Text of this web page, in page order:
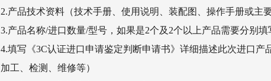
2.产品技术资料（技术手册、使用说明、装配图、操作手册或主
3.产品名称/进口数量/型号，如果是2个及2个以上产品需要分别填
4.填写《3C认证进口申请鉴定判断申请书》详细描述此次进口
加工、检测、维修等）